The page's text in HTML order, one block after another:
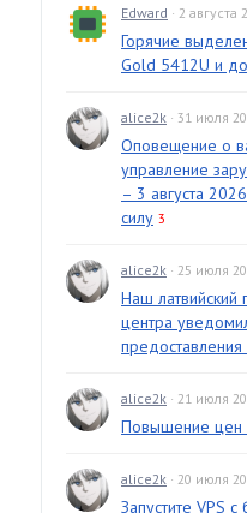
Edward · 2 августа
Горячие
Gold 5412U и
alice2k · 31 июля
Оповещение о
управление
– 3 августа
силу 3
alice2k · 25 июля
Наш латвийский
центра
предоставления
alice2k · 21 июля
Повышение цен
alice2k · 20 июля
Запустите VPS